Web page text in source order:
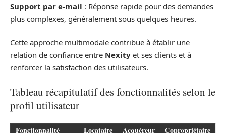
Support par e-mail : Réponse rapide pour des demandes
plus complexes, généralement sous quelques heures.
Cette approche multimodale contribue à établir une
relation de confiance entre Nexity et ses clients et à
renforcer la satisfaction des utilisateurs.
Tableau récapitulatif des fonctionnalités selon le
profil utilisateur
Fonctionnalité Locataire Acquéreur Copropriétaire